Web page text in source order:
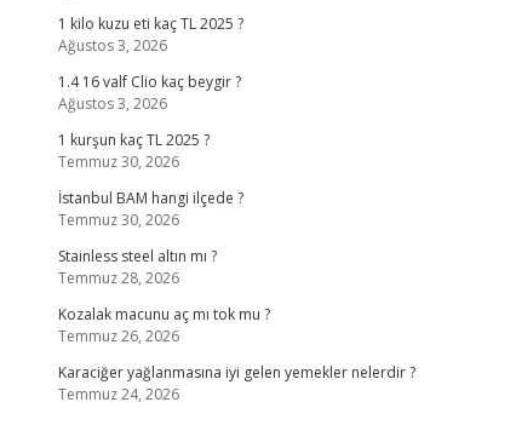
1 kilo kuzu eti kaç TL 2025 ?
Ağustos 3, 2026
1.4 16 valf Clio kaç beygir ?
Ağustos 3, 2026
1 kurşun kaç TL 2025 ?
Temmuz 30, 2026
İstanbul BAM hangi ilçede ?
Temmuz 30, 2026
Stainless steel altın mı ?
Temmuz 28, 2026
Kozalak macunu aç mı tok mu ?
Temmuz 26, 2026
Karaciğer yağlanmasına iyi gelen yemekler nelerdir ?
Temmuz 24, 2026